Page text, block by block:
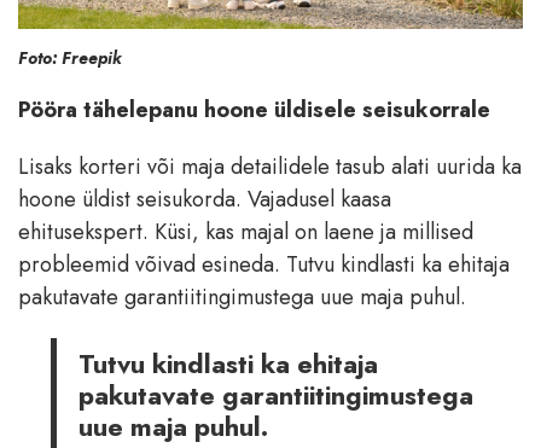
Foto: Freepik
Pööra tähelepanu hoone üldisele seisukorrale
Lisaks korteri või maja detailidele tasub alati uurida ka
hoone üldist seisukorda. Vajadusel kaasa
ehitusekspert. Küsi, kas majal on laene ja millised
probleemid võivad esineda. Tutvu kindlasti ka ehitaja
pakutavate garantiitingimustega uue maja puhul.
Tutvu kindlasti ka ehitaja
pakutavate garantiitingimustega
uue maja puhul.